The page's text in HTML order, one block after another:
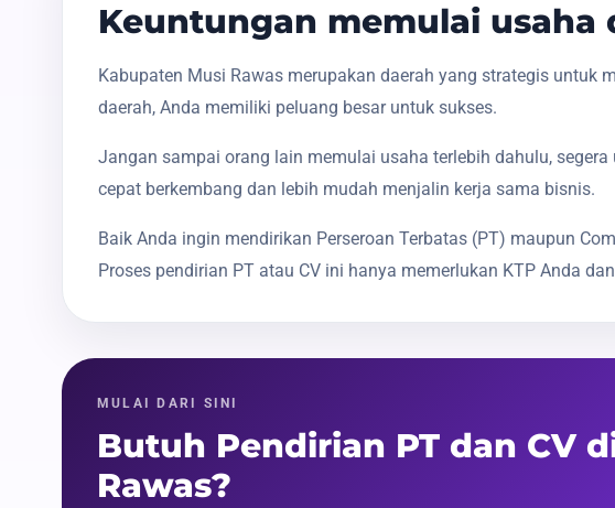
Keuntungan memulai usaha
Kabupaten Musi Rawas merupakan daerah yang strategis untuk
daerah, Anda memiliki peluang besar untuk sukses.
Jangan sampai orang lain memulai usaha terlebih dahulu,
cepat berkembang dan lebih mudah menjalin kerja sama bisnis.
Baik Anda ingin mendirikan Perseroan Terbatas (PT) maupun
Proses pendirian PT atau CV ini hanya memerlukan KTP Anda
MULAI DARI SINI
Butuh Pendirian PT dan CV
Rawas?